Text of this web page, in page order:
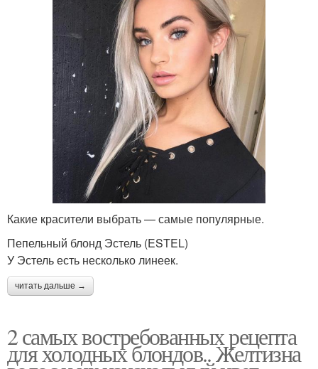
Какие красители выбрать — самые популярные.
Пепельный блонд Эстель (ESTEL)
У Эстель есть несколько линеек.
читать дальше →
2 самых востребованных рецепта
для холодных блондов.. Желтизна